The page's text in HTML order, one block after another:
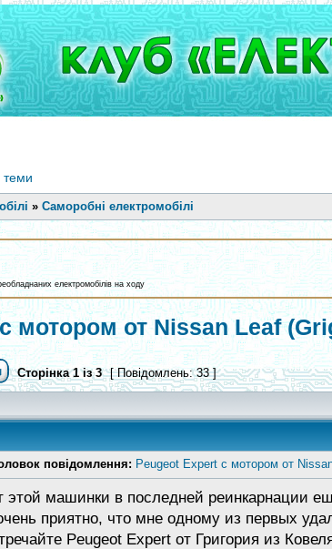
теми
» Саморобні електромобілі
електромобілів на ходу
мотором от Nissan Leaf
Сторінка1із3 [ Повідомлень: 33 ]
повідомлення: Peugeot Expert с мотором от
этой машинки в последней реинкарнации
приятно, что мне одному из первых
Peugeot Expert от Григория из